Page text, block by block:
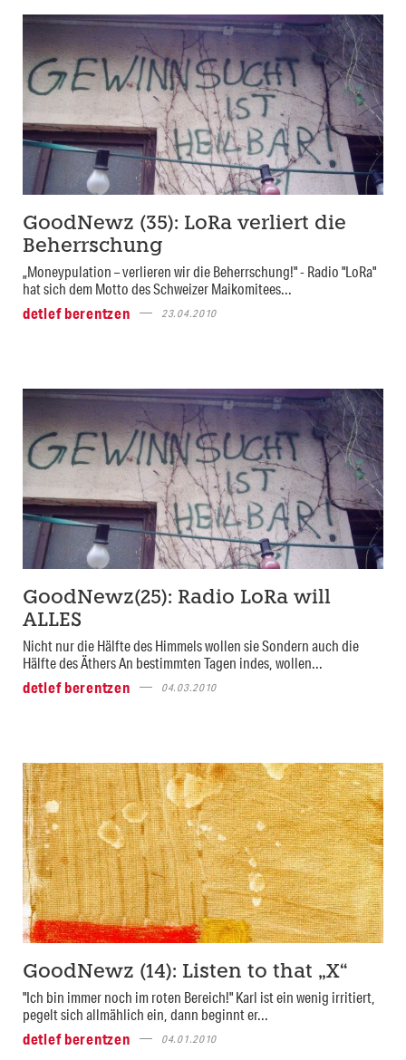
GoodNewz (35): LoRa verliert die
Beherrschung
„Moneypulation – verlieren wir die Beherrschung!" - Radio "LoRa"
hat sich dem Motto des Schweizer Maikomitees...
detlef berentzen
23.04.2010
GoodNewz(25): Radio LoRa will
ALLES
Nicht nur die Hälfte des Himmels wollen sie Sondern auch die
Hälfte des Äthers An bestimmten Tagen indes, wollen...
detlef berentzen
04.03.2010
GoodNewz (14): Listen to that „X“
"Ich bin immer noch im roten Bereich!" Karl ist ein wenig irritiert,
pegelt sich allmählich ein, dann beginnt er...
detlef berentzen
04.01.2010